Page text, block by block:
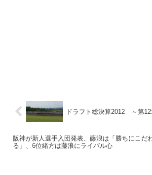
ドラフト総決算2012 ～第
阪神が新人選手入団発表、藤浪は「勝ちにこだ
る」、6位緒方は藤浪にライバル心